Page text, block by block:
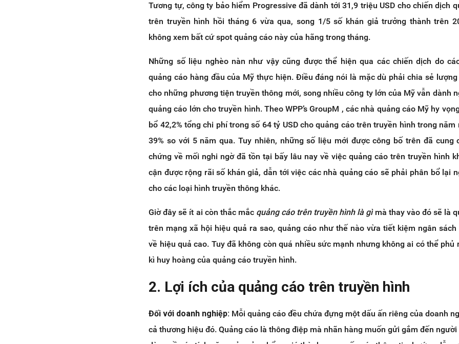
Tương tự, công ty bảo hiểm Progressive đã dành tới 31,9 triệu USD cho chiến dịch
trên truyền hình hồi tháng 6 vừa qua, song 1/5 số khán giả trưởng thành trên
không xem bất cứ spot quảng cáo này của hãng trong tháng.
Những số liệu nghèo nàn như vậy cũng được thể hiện qua các chiến dịch do
quảng cáo hàng đầu của Mỹ thực hiện. Điều đáng nói là mặc dù phải chia sẻ
cho những phương tiện truyền thông mới, song nhiều công ty lớn của Mỹ vẫn dành
quảng cáo lớn cho truyền hình. Theo WPP’s GroupM , các nhà quảng cáo Mỹ hy
bổ 42,2% tổng chi phí trong số 64 tỷ USD cho quảng cáo trên truyền hình trong năm
39% so với 5 năm qua. Tuy nhiên, những số liệu mới được công bố trên đã cung
chứng về mối nghi ngờ đã tồn tại bấy lâu nay về việc quảng cáo trên truyền hình
cận được rộng rãi số khán giả, dẫn tới việc các nhà quảng cáo sẽ phải phân bổ lại
cho các loại hình truyền thông khác.
Giờ đây sẽ ít ai còn thắc mắc quảng cáo trên truyền hình là gìmà thay vào đó sẽ là
trên mạng xã hội hiệu quả ra sao, quảng cáo như thế nào vừa tiết kiệm ngân
về hiệu quả cao. Tuy đã không còn quá nhiều sức mạnh nhưng không ai có thể phủ
kì huy hoàng của quảng cáo truyền hình.
2. Lợi ích của quảng cáo trên truyền hình
Đối với doanh nghiệp: Mỗi quảng cáo đều chứa đựng một dấu ấn riêng của doanh
cả thương hiệu đó. Quảng cáo là thông điệp mà nhãn hàng muốn gửi gắm đến